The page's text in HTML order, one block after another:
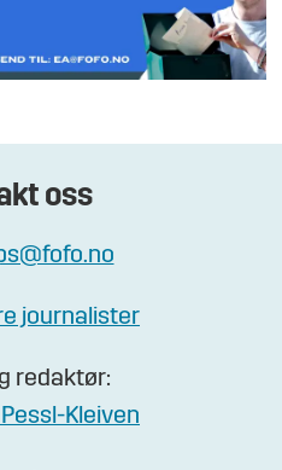
oss
journalister
redaktør:
Kleiven